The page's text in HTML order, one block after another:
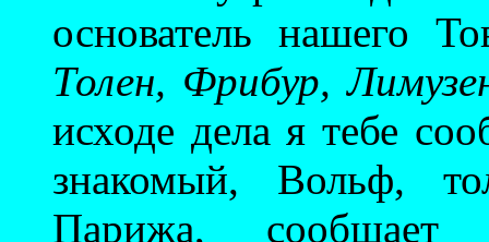
основатель нашего
Толен, Фрибур,
исходе дела я тебе
знакомый, Вольф,
Парижа,